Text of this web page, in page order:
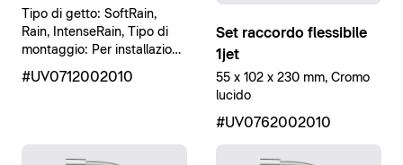
Tipo di getto: SoftRain,
Rain, IntenseRain, Tipo di
montaggio: Per installazione
a parete, Cromo lucido
#UV0712002010
Set raccordo flessibile
1jet
55 x 102 x 230 mm, Cromo
lucido
#UV0762002010